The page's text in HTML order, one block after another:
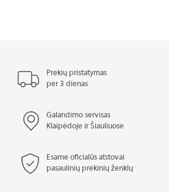
Prekių pristatymas
per 3 dienas
Galandimo servisas
Klaipėdoje ir Šiauliuose
Esame oficialūs atstovai
pasaulinių prekinių ženklų